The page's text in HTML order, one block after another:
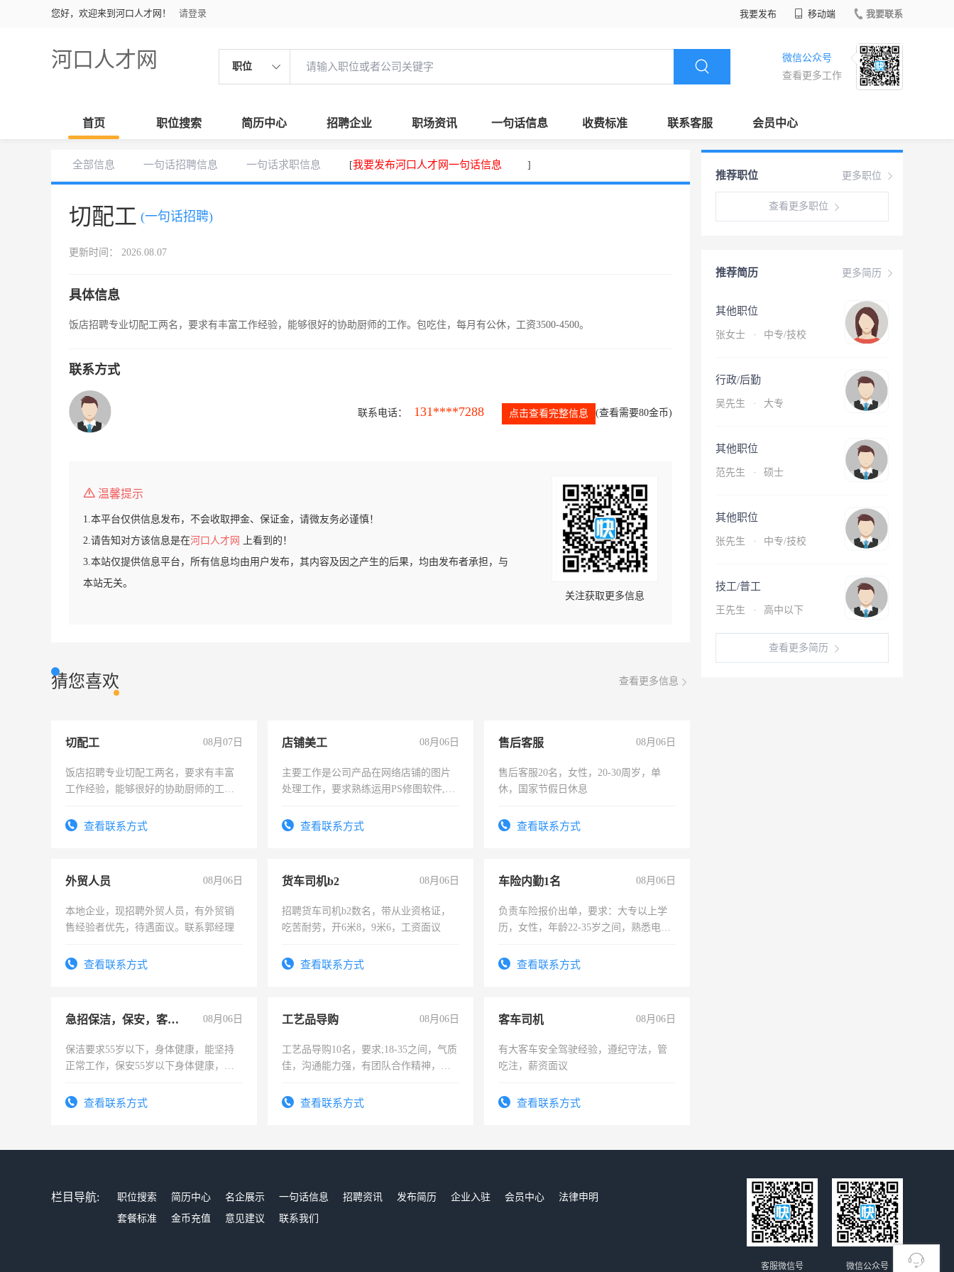
您好，欢迎来到河口人才网！ 请登录 我要发布 移动端 我要联系
河口人才网 职位
微信公众号
查看更多工作
首页 职位搜索 简历中心 招聘企业 职场资讯 一句话信息 收费标准 联系客服 会员中心
全部信息 一句话招聘信息 一句话求职信息 [我要发布河口人才网一句话信息 ]
切配工 (一句话招聘)
更新时间： 2026.08.07
具体信息
饭店招聘专业切配工两名，要求有丰富工作经验，能够很好的协助厨师的工作。包吃住，每月有公休，工资3500-4500。
联系方式
联系电话： 131****7288 点击查看完整信息 (查看需要80金币)
温馨提示
1.本平台仅供信息发布，不会收取押金、保证金，请微友务必谨慎！
2.请告知对方该信息是在河口人才网
上看到的！
3.本站仅提供信息平台，所有信息均由用户发布，其内容及因之产生的后果，均由发布者承担，与
本站无关。
关注获取更多信息
猜您喜欢 查看更多信息
切配工 08月07日
饭店招聘专业切配工两名，要求有丰富
工作经验，能够很好的协助厨师的工
4500。查看联系方式
店铺美工 08月06日
主要工作是公司产品在网络店铺的图片
处理工作，要求熟练运用PS修图软件,工
查看联系方式
售后客服 08月06日
售后客服20名，女性，20-30周岁，单
休，国家节假日休息
查看联系方式
外贸人员 08月06日
本地企业，现招聘外贸人员，有外贸销
售经验者优先，待遇面议。联系郭经理
查看联系方式
货车司机b2 08月06日
招聘货车司机b2数名，带从业资格证，
吃苦耐劳，开6米8，9米6，工资面议
查看联系方式
车险内勤1名 08月06日
负责车险报价出单，要求：大专以上学
历，女性，年龄22-35岁之间，熟悉电脑
试用期1-3个月，转正后交纳五险，
查看联系方式
急招保洁，保安，客服，工程 08月06日
保洁要求55岁以下，身体健康，能坚持
正常工作，保安55岁以下身体健康，有
录，客服要求45岁以下高中以上文化，
查看联系方式
工艺品导购 08月06日
工艺品导购10名，要求;18-35之间，气质
佳，沟通能力强，有团队合作精神，有
查看联系方式
客车司机 08月06日
有大客车安全驾驶经验，遵纪守法，管
吃注，薪资面议
查看联系方式
更多职位
推荐职位
查看更多职位
更多简历
推荐简历
其他职位
张女士 · 中专/技校
行政/后勤
吴先生 · 大专
其他职位
范先生 · 硕士
其他职位
张先生 · 中专/技校
技工/普工
王先生 · 高中以下
查看更多简历
栏目导航: 职位搜索 简历中心 名企展示 一句话信息 招聘资讯 发布简历 企业入驻 会员中心
法律申明
套餐标准
金币充值 意见建议 联系我们
微信公众号
客服微信号